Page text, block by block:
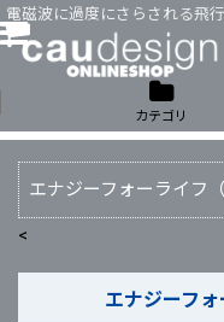
電磁波に過度にさらされる飛
電磁波に過度にさらされる飛
カテゴリ
エナジーフォーライフ
<
エナジーフォ